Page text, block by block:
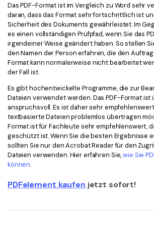
Das PDF-Format ist im Vergleich zu Word sehr
daran, dass das Format sehr fortschrittlich ist
Sicherheit des Dokuments gewährleistet. Im
es einen vollständigen Prüfpfad, wenn Sie das
irgendeiner Weise geändert haben. So stellen
den Namen der Person erfahren, die den
Format kann normalerweise nicht bearbeitet
der Fall ist.
Es gibt hochentwickelte Programme, die zur
Dateien verwendet werden. Das PDF-Format
anspruchsvoll. Es ist daher sehr
textbasierte Dateien problemlos übertragen
Format ist für Fachleute sehr empfehlenswert,
geschützt ist. Wenn Sie die besten Ergebnisse
sollten Sie nur den Acrobat Reader für den
Dateien verwenden. Hier erfahren Sie,wie Sie
können.
PDFelement kaufen jetzt sofort!